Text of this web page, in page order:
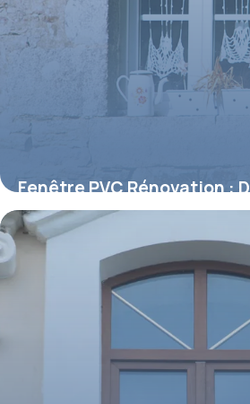
Fenêtre PVC Rénovation :
13 mai 2026